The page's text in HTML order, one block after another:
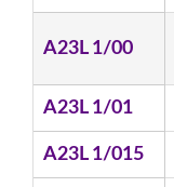
A23L 1/00
A23L 1/01
A23L 1/015